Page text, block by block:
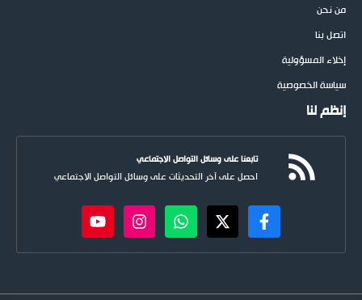
من نحن
اتصل بنا
إخلاء المسؤولية
سياسة الخصوصية
إنظم لنا
تابعنا على وسائل التواصل الاجتماعي
احصل على آخر التحديثات على وسائل التواصل الاجتماعي